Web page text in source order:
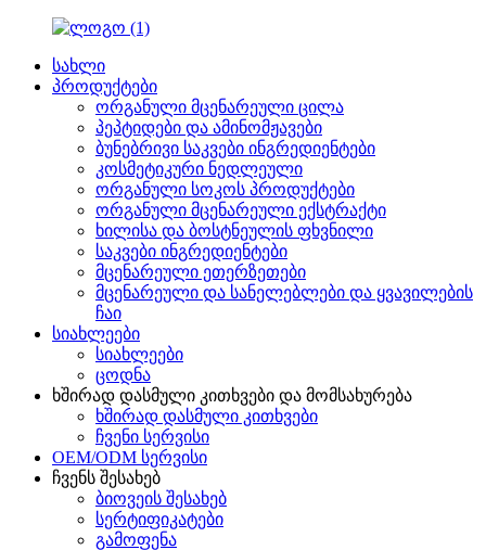
სახლი
პროდუქტები
ორგანული მცენარეული ცილა
პეპტიდები და ამინომჟავები
ბუნებრივი საკვები ინგრედიენტები
კოსმეტიკური ნედლეული
ორგანული სოკოს პროდუქტები
ორგანული მცენარეული ექსტრაქტი
ხილისა და ბოსტნეულის ფხვნილი
საკვები ინგრედიენტები
მცენარეული ეთერზეთები
მცენარეული და სანელებლები და ყვავილების
ჩაი
სიახლეები
სიახლეები
ცოდნა
ხშირად დასმული კითხვები და მომსახურება
ხშირად დასმული კითხვები
ჩვენი სერვისი
OEM/ODM სერვისი
ჩვენს შესახებ
ბიოვეის შესახებ
სერტიფიკატები
გამოფენა